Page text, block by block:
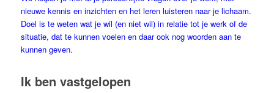
nieuwe kennis en inzichten en het leren luisteren naar je lichaam.
Doel is te weten wat je wil (en niet wil) in relatie tot je werk of de
situatie, dat te kunnen voelen en daar ook nog woorden aan te
kunnen geven.
Ik ben vastgelopen